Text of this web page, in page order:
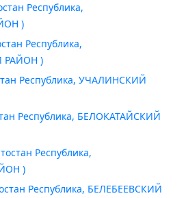
Республика,
)
Республика,
РАЙОН )
Республика, УЧАЛИНСКИЙ
Республика, БЕЛОКАТАЙСКИЙ
Республика,
)
Республика, БЕЛЕБЕЕВСКИЙ